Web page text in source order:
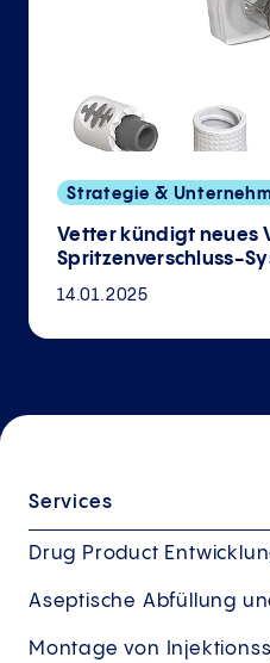
Strategie &
Vetter kündigt neues
Spritzenverschluss-
14.01.2025
Services
Drug Product
Aseptische Abfüllung
Montage von